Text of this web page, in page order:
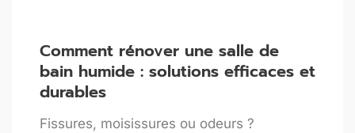
Comment rénover une salle de
bain humide : solutions efficaces et
durables
Fissures, moisissures ou odeurs ?